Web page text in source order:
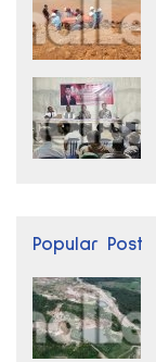
Popular Post